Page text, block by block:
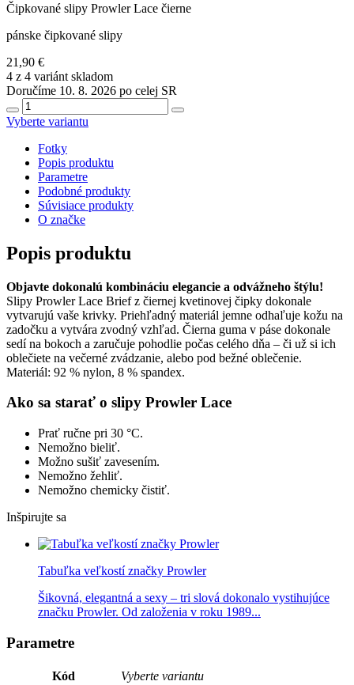
Čipkované slipy Prowler Lace čierne
pánske čipkované slipy
21,90 €
4 z 4 variánt skladom
Doručíme 10. 8. 2026 po celej SR
Vyberte variantu
Fotky
Popis produktu
Parametre
Podobné produkty
Súvisiace produkty
O značke
Popis produktu
Objavte dokonalú kombináciu elegancie a odvážneho štýlu!
Slipy Prowler Lace Brief z čiernej kvetinovej čipky dokonale
vytvarujú vaše krivky. Priehľadný materiál jemne odhaľuje kožu na
zadočku a vytvára zvodný vzhľad. Čierna guma v páse dokonale
sedí na bokoch a zaručuje pohodlie počas celého dňa – či už si ich
oblečiete na večerné zvádzanie, alebo pod bežné oblečenie.
Materiál: 92 % nylon, 8 % spandex.
Ako sa starať o slipy Prowler Lace
Prať ručne pri 30 °C.
Nemožno bieliť.
Možno sušiť zavesením.
Nemožno žehliť.
Nemožno chemicky čistiť.
Inšpirujte sa
Tabuľka veľkostí značky Prowler
Šikovná, elegantná a sexy – tri slová dokonalo vystihujúce
značku Prowler. Od založenia v roku 1989...
Parametre
Kód
Vyberte variantu